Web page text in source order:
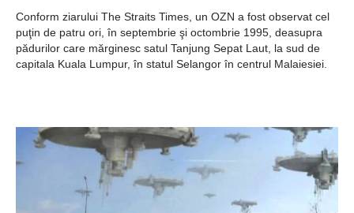
Teresei Neumann
Derba, un oraş
Vrăjitorul Merlin şi
regele Arthur
Şi-a vândut soţia
Conform ziarului The Straits Times, un OZN a fost observat cel
puţin de patru ori, în septembrie şi octombrie 1995, deasupra
pădurilor care mărginesc satul Tanjung Sepat Laut, la sud de
capitala Kuala Lumpur, în statul Selangor în centrul Malaiesiei.